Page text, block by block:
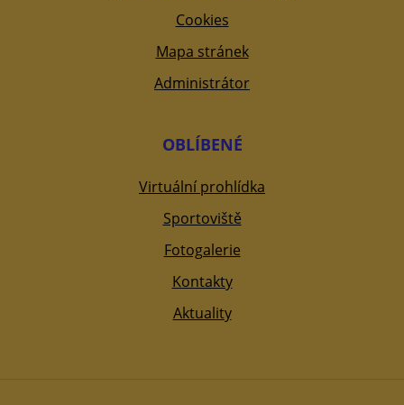
Cookies
Mapa stránek
Administrátor
OBLÍBENÉ
Virtuální prohlídka
Sportoviště
Fotogalerie
Kontakty
Aktuality